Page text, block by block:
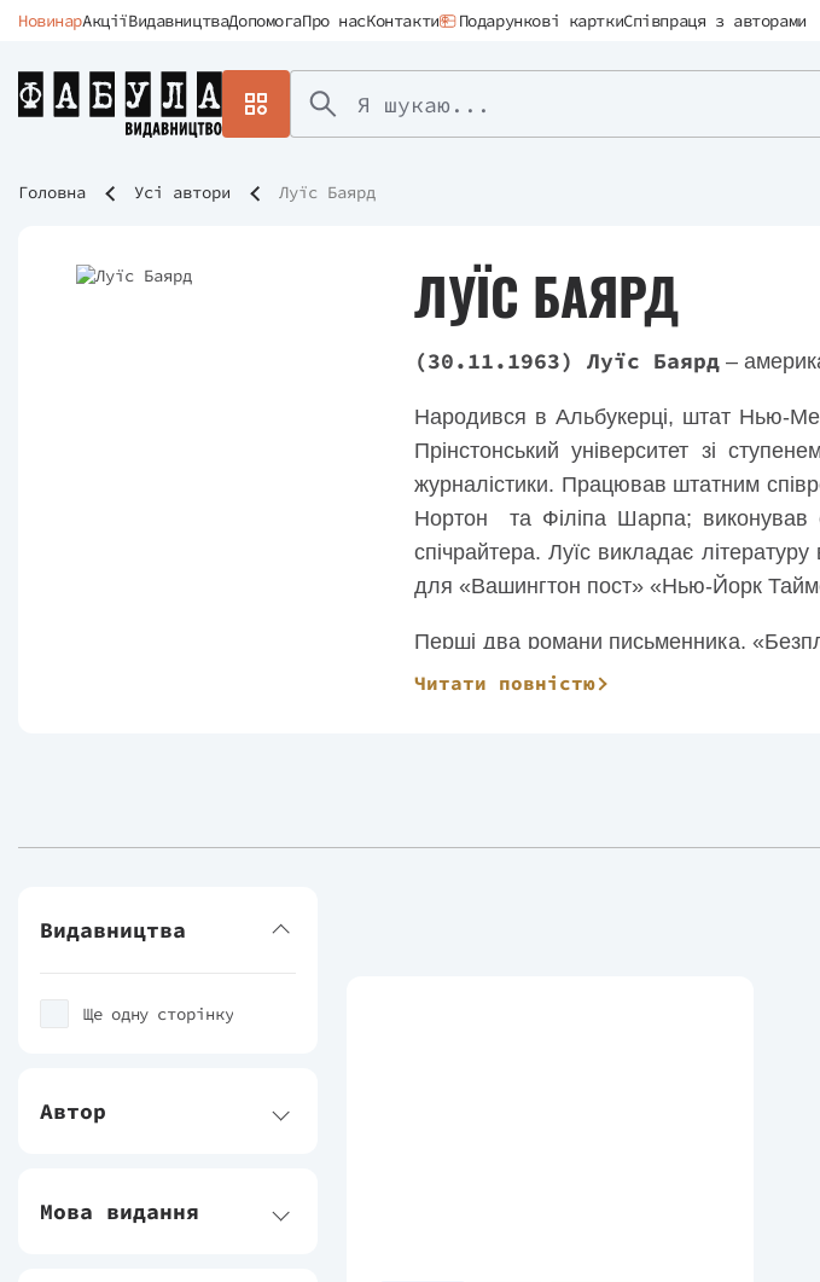
НовинарАкціїВидавництваДопомогаПро насКонтакти Подарункові карткиСпівпраця з авторами
Головна Усі автори Луїс Баярд
ЛУЇС БАЯРД
(30.11.1963) Луїс Баярд –
Народився в Альбукерці, штат Нью-
Прінстонський університет зі
журналістики. Працював штатним
Нортон та Філіпа Шарпа; виконував
спічрайтера. Луїс викладає
для «Вашингтон пост» «Нью-Йорк
Перші два романи письменника,
сучасній обстановці. Його третій
Читати повністю
Видавництва
Ще одну сторінку
Автор
Мова видання